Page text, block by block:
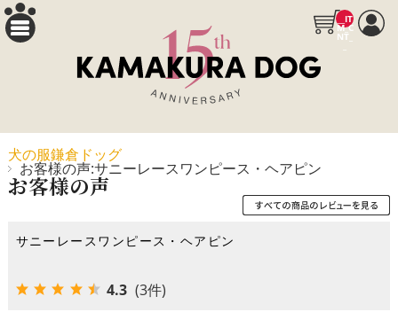
__IT
M_C
NT_
犬の服鎌倉ドッグ
お客様の声:サニーレースワンピース・ヘアピン
お客様の声
サニーレースワンピース・ヘアピン
4.3 (3件)